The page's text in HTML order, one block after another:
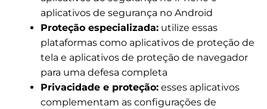
aplicativos de segurança no Android
Proteção especializada: utilize essas
plataformas como aplicativos de proteção de
tela e aplicativos de proteção de navegador
para uma defesa completa
Privacidade e proteção: esses aplicativos
complementam as configurações de